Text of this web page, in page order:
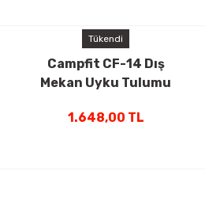
Tükendi
Campfit CF-14 Dış
Mekan Uyku Tulumu
Yeşil
1.648,00 TL